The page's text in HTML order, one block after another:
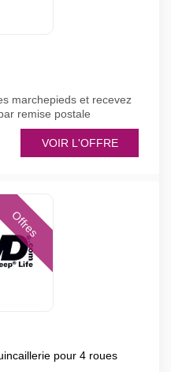
marchepieds et recevez
remise postale
VOIR L'OFFRE
Offres
pour 4 roues